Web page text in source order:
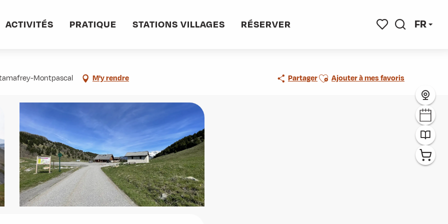
FR
ACTIVITÉS PRATIQUE STATIONS VILLAGES RÉSERVER
Montpascal
M'y rendre PartagerAjouter aux favoris
Ajouter à mes favoris